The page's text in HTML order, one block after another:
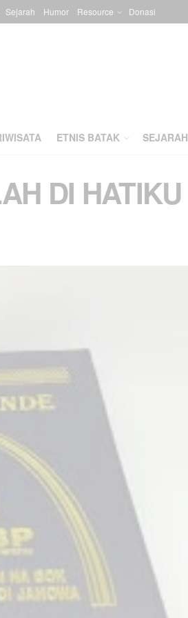
Sejarah Humor Resource Donasi
ETNIS BATAK SEJARAH
DI HATIKU